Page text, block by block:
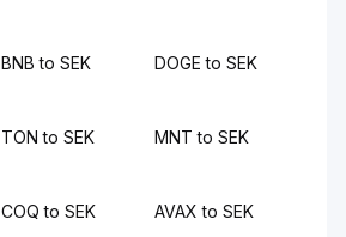
BNB to SEK DOGE to SEK
TON to SEK MNT to SEK
COQ to SEK AVAX to SEK